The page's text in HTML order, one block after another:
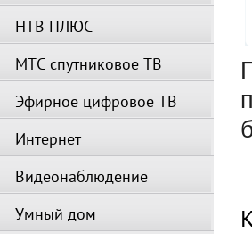
НТВ ПЛЮС
МТС спутниковое ТВ
Эфирное цифровое ТВ
Интернет
Видеонаблюдение
Умный дом